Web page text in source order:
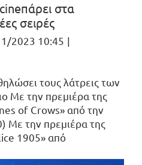
στα
σειρές
2023 10:45 |
τους λάτρεις των
Με την πρεμιέρα της
of Crows» από την
Με την πρεμιέρα της
1905» από